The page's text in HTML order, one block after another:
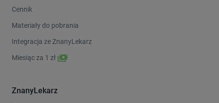
Cennik
Materiały do pobrania
Integracja ze ZnanyLekarz
Miesiąc za 1 zł
ZnanyLekarz